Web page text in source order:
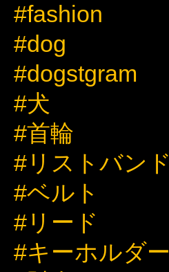
#fashion
#dog
#dogstgram
#犬
#首輪
#リストバンド
#ベルト
#リード
#キーホルダー